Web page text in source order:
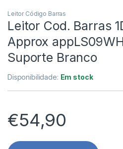
Leitor Código Barras
Leitor Cod. Barras
Approx
Suporte Branco
Disponibilidade: Em stock
€54,90